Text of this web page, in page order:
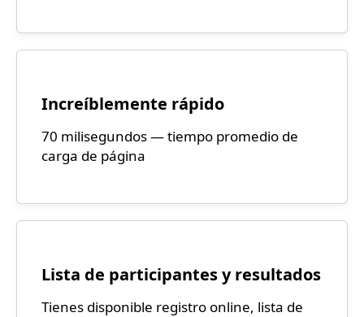
Increíblemente rápido
70 milisegundos — tiempo promedio de
carga de página
Lista de participantes y resultados
Tienes disponible registro online, lista de